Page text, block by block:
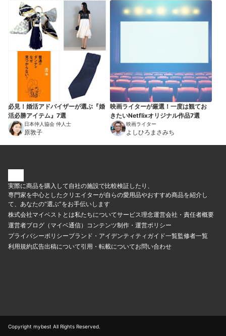
必見！婚活アドバイザーが選ぶ『婚
活必勝アイテム』7選
日本仲人協会 仲人士
原敦子
映画ライターが厳選！一度は観てお
きたいNetflixオリジナル作品7選
映画ライター
よしひろまさみち
実際に商品を購入して自社の施設で比較検証したり、
専門家を中心としたクリエイターが自らの愛用品やおすすめ商品を紹介し
て、あなたの“選ぶ”をお手伝いします
株式会社マイベストとは私たちについてサービス理念運営会社・責任者概要
運営者ブログ（マイベ通信） コンテンツ制作・運営ポリシー
プライバシーポリシーブランド・アイデンティティ ガイド一覧監修者一覧
利用規約広告出稿について引用・転載についてお問い合わせ
Copyright mybest All Rights Reserved.